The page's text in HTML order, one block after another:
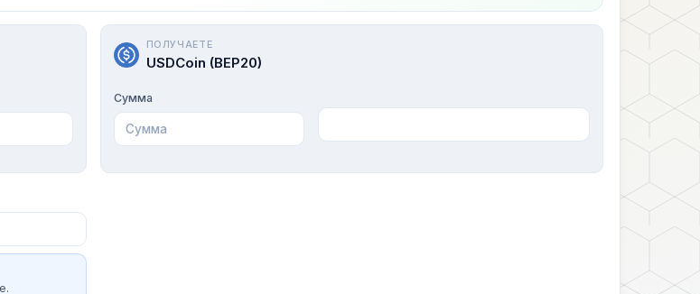
ПОЛУЧАЕТЕ
USDCoin (BEP20)
Сумма